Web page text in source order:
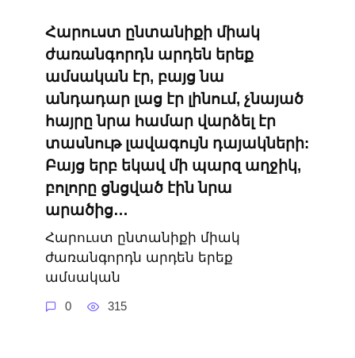
Հարուստ ընտանիքի միակ
ժառանգորդն արդեն երեք
ամսական էր, բայց նա
անդադար լաց էր լինում, չնայած
հայրը նրա համար վարձել էր
տասնութ լավագույն դայակների:
Բայց երբ եկավ մի պարզ աղջիկ,
բոլորը ցնցված էին նրա
արածից…
Հարուստ ընտանիքի միակ
ժառանգորդն արդեն երեք
ամսական
0 315